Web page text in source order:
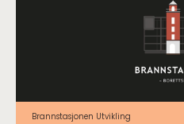
Brannstasjonen Utvikling